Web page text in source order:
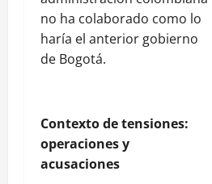
no ha colaborado como lo
haría el anterior gobierno
de Bogotá.
Contexto de tensiones:
operaciones y
acusaciones